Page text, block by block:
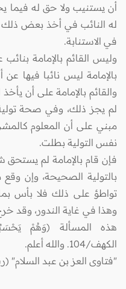
أن يستنيب ولا حق له فيما
له النائب في أخذ بعض ذلك
في الاستنابة.
وليس القائم بالإمامة
بالإمامة ليس نائبا فيها عن
والقائم بالإمامة على أن
لم يجز ذلك، وفي صحة
مبني على أن المعلوم
نفس التولية بطلت.
فإن قام بالإمامة لم يستحق
بالتولية الصحيحة، وإن
تواطؤ على ذلك فلا بأس بما
وهذا في غاية الندور، وقد
هذه المسألة (وَهُمْ
الكهف/104. والله أعلم.
"فتاوى العز بن عبد السلام"